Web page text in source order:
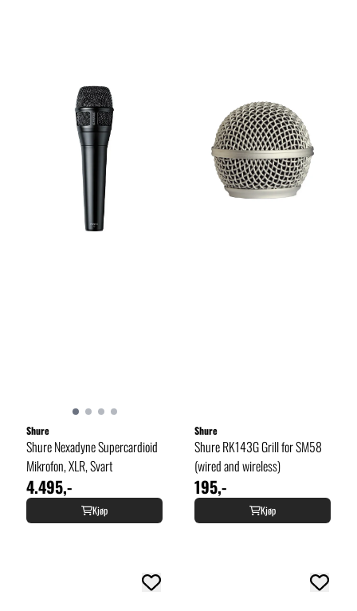
Shure
Shure Nexadyne Supercardioid
Mikrofon, XLR, Svart
4.495,-
Kjøp
Shure
Shure RK143G Grill for SM58
(wired and wireless)
195,-
Kjøp